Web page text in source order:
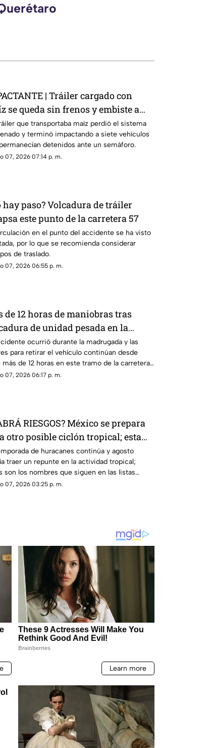
| Tráiler cargado con
se queda sin frenos y embiste a
vehículos
que transportaba maíz perdió el sistema
y terminó impactando a siete vehículos
detenidos ante un semáforo.
07, 2026 07:14 p. m.
hay paso? Volcadura de tráiler
este punto de la carretera 57
en el punto del accidente se ha visto
por lo que se recomienda considerar
de traslado.
07, 2026 06:55 p. m.
de 12 horas de maniobras tras
de unidad pesada en la
57
ocurrió durante la madrugada y las
para retirar el vehículo continúan desde
más de 12 horas en este tramo de la carretera
07, 2026 06:17 p. m.
RIESGOS? México se prepara
otro posible ciclón tropical; esta
la fechade huracanes continúa y agosto
traer un repunte en la actividad tropical;
son los nombres que siguen en las listas
07, 2026 03:25 p. m.